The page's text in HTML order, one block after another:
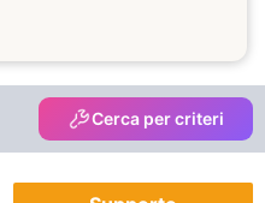
Cerca per criteri